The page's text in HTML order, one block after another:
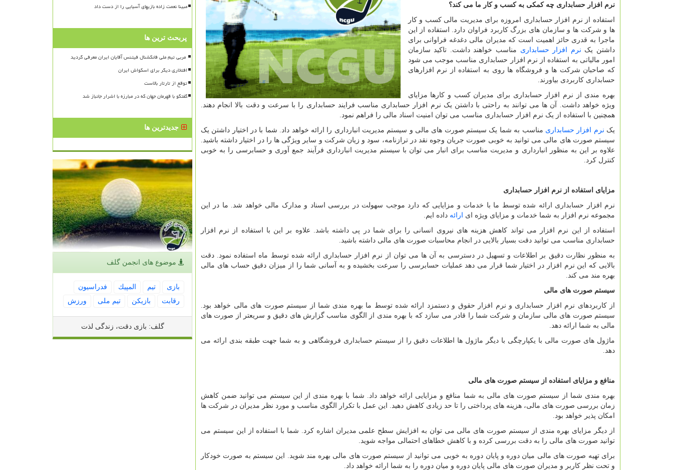
نرم افزار حسابداری چه کمکی به کسب و کار ما می کند؟
استفاده از نرم‌ افزار حسابداری امروزه برای مدیریت مالی کسب و کار
ها و شرکت ها و سازمان های بزرگ کاربرد فراوان دارد. استفاده از این
ماجرا به قدری حائز اهمیت است که مدیران مالی دغدغه فراوانی برای
داشتن یک نرم افزار حسابداری مناسب خواهند داشت. تاکید سازمان
امور مالیاتی به استفاده از نرم افزار حسابداری مناسب موجب می شود
که صاحبان شرکت ها و فروشگاه ها روی به استفاده از نرم افزارهای
حسابداری کاربردی بیاورند.
بهره مندی از نرم ‌افزار حسابداری برای مدیران کسب و کارها مزایای
ویژه خواهد داشت. آن ها می توانند به راحتی با داشتن یک نرم افزار حسابداری مناسب فرایند حسابداری را با سرعت و دقت بالا انجام دهند.
همچنین با استفاده از یک نرم افزار حسابداری مناسب می توان امنیت اسناد مالی را فراهم نمود.
یک نرم افزار حسابداری مناسب به شما یک سیستم صورت های مالی و سیستم مدیریت انبارداری را ارائه خواهد داد. شما با در اختیار داشتن یک
سیستم صورت های مالی می ‌توانید به خوبی صورت جریان وجوه نقد در ترازنامه، سود و زیان شرکت و سایر ویژگی ها را در اختیار داشته باشید.
علاوه بر این به منظور انبارداری و مدیریت مناسب برای انبار می توان با سیستم مدیریت انبارداری فرآیند جمع آوری و حسابرسی را به خوبی
کنترل کرد.
مزایای استفاده از نرم افزار حسابداری
نرم افزار حسابداری ارائه شده توسط ما با خدمات و مزایایی که دارد موجب سهولت در بررسی اسناد و مدارک مالی خواهد شد. ما در این
مجموعه نرم افزار به شما خدمات و مزایای ویژه ‌ای ارائه داده ‌ایم.
استفاده از این نرم افزار می تواند کاهش هزینه های نیروی انسانی را برای شما در پی داشته باشد. علاوه بر این با استفاده از نرم ‌افزار
حسابداری مناسب می‌ توانید دقت بسیار بالایی در انجام محاسبات صورت های مالی داشته باشید.
به منظور نظارت دقیق بر اطلاعات و تسهیل در دسترسی به آن ها می توان از نرم افزار حسابداری ارائه شده توسط ماه استفاده نمود. دقت
بالایی که این نرم افزار در اختیار شما قرار می دهد عملیات حسابرسی را سرعت بخشیده و به آسانی شما را از میزان دقیق حساب های مالی
بهره مند می کند.
سیستم صورت های مالی
از کاربردهای نرم افزار حسابداری و نرم افزار حقوق و دستمزد ارائه شده توسط ما بهره مندی شما از سیستم صورت های مالی خواهد بود.
سیستم صورت های مالی سازمان و شرکت شما را قادر می سازد که با بهره مندی از الگوی مناسب گزارش های دقیق و سریعتر از صورت های
مالی به شما ارائه دهد.
ماژول های صورت مالی با یکپارچگی با دیگر ماژول ها اطلاعات دقیق را از سیستم حسابداری فروشگاهی و به شما جهت طبقه بندی ارائه می
دهد.
منافع و مزایای استفاده از سیستم صورت های مالی
بهره مندی شما از سیستم صورت های مالی به شما منافع و مزایایی ارائه خواهد داد. شما با بهره مندی از این سیستم می توانید ضمن کاهش
زمان بررسی صورت های مالی، هزینه های پرداختی را تا حد زیادی کاهش دهید. این عمل با تکرار الگوی مناسب و مورد نظر مدیران در شرکت ‌ها
امکان‌ پذیر خواهد بود.
از دیگر مزایای بهره مندی از سیستم صورت های مالی می ‌توان به افزایش سطح علمی مدیران اشاره کرد. شما با استفاده از این سیستم می
توانید صورت های مالی را به دقت بررسی کرده و با کاهش خطاهای احتمالی مواجه شوید.
برای تهیه صورت های مالی میان دوره و پایان دوره به خوبی می توانید از سیستم صورت های مالی بهره ‌مند شوید. این سیستم به صورت خودکار
و تحت نظر کاربر و مدیران صورت های مالی پایان دوره و میان دوره را به شما ارائه خواهد داد.
مبینا نعمت زاده بازیهای آسیایی را از دست داد
پربحث ترین ها
افتخاری دیگر برای اسکواش ایران
توقع از تارتار بالاست
گفتگو با قهرمان جهان که در مبارزه با اشرار جانباز شد
جدیدترین ها
موضوع های انجمن گلف
بازی تیم المپیك
فدراسیون
رقابت
بازیكن تیم ملی ورزش
گلف: بازی دقت، زندگی لذت